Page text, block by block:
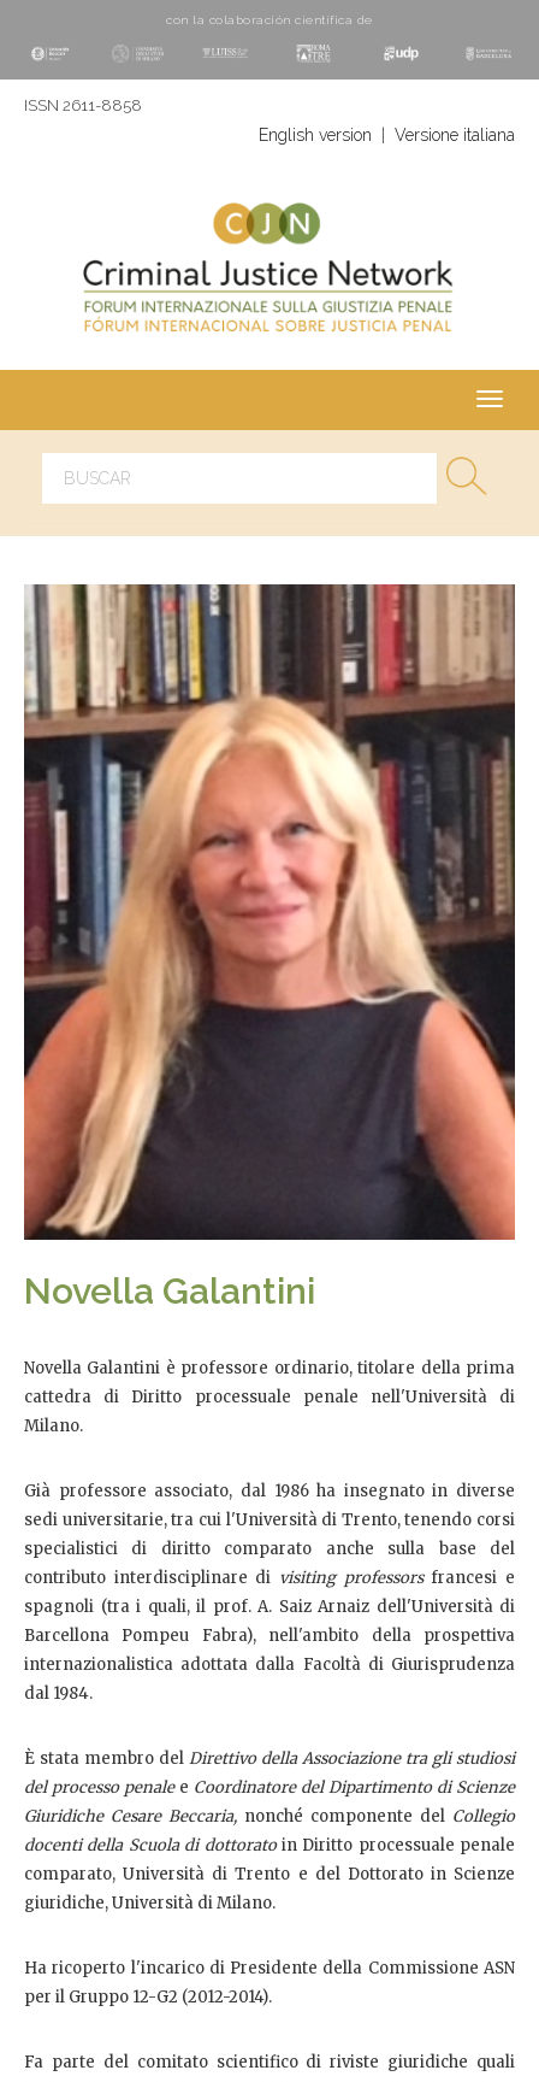
con la colaboración cientí­fica de
ISSN 2611-8858
English version Versione italiana
Novella Galantini
Novella Galantini è professore ordinario, titolare della prima
cattedra di Diritto processuale penale nell'Università di
Milano.
Già professore associato, dal 1986 ha insegnato in diverse
sedi universitarie, tra cui l'Università di Trento, tenendo corsi
specialistici di diritto comparato anche sulla base del
contributo interdisciplinare di visiting professorsfrancesi e
spagnoli (tra i quali, il prof. A. Saiz Arnaiz dell'Università di
Barcellona Pompeu Fabra), nell'ambito della prospettiva
internazionalistica adottata dalla Facoltà di Giurisprudenza
dal 1984.
È stata membro del Direttivo della Associazione tra gli studiosi
del processo penale e Coordinatore del Dipartimento di Scienze
Giuridiche Cesare Beccaria, nonché componente del Collegio
docenti della Scuola di dottoratoin Diritto processuale penale
comparato, Università di Trento e del Dottorato in Scienze
giuridiche, Università di Milano.
Ha ricoperto l'incarico di Presidente della Commissione ASN
per il Gruppo 12-G2 (2012-2014).
Fa parte del comitato scientifico di riviste giuridiche quali